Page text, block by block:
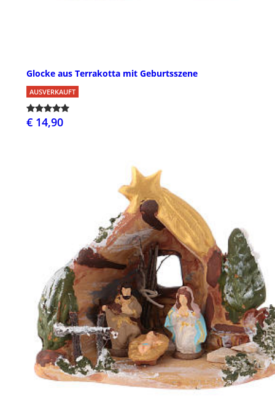
Glocke aus Terrakotta mit Geburtsszene
AUSVERKAUFT
€ 14,90